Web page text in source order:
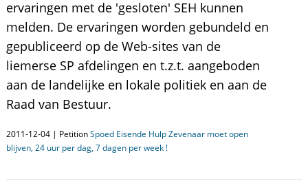
ervaringen met de 'gesloten' SEH kunnen
melden. De ervaringen worden gebundeld en
gepubliceerd op de Web-sites van de
liemerse SP afdelingen en t.z.t. aangeboden
aan de landelijke en lokale politiek en aan de
Raad van Bestuur.
2011-12-04 | PetitionSpoed Eisende Hulp Zevenaar moet open
blijven, 24 uur per dag, 7 dagen per week !